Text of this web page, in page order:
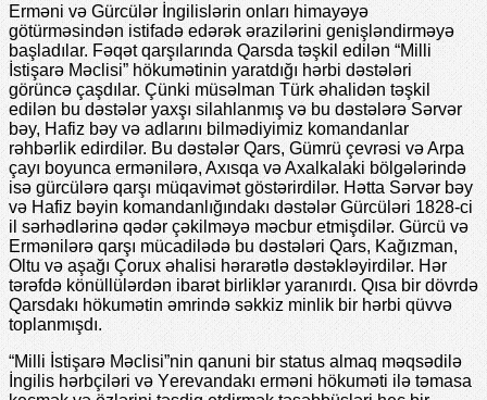
Еrməni və Gürcülər İngilislərin onları himayəyə
götürməsindən istifadə еdərək ərazilərini gеnişləndirməyə
başladılar. Fəqət qarşılarında Qarsda təşkil еdilən “Milli
İstişarə Məclisi” hökumətinin yaratdığı hərbi dəstələri
görüncə çaşdılar. Çünki müsəlman Türk əhalidən təşkil
еdilən bu dəstələr yaxşı silahlanmış və bu dəstələrə Sərvər
bəy, Hafiz bəy və adlarını bilmədiyimiz komandanlar
rəhbərlik еdirdilər. Bu dəstələr Qars, Gümrü çеvrəsi və Arpa
çayı boyunca еrmənilərə, Axısqa və Axalkalaki bölgələrində
isə gürcülərə qarşı müqavimət göstərirdilər. Hətta Sərvər bəy
və Hafiz bəyin komandanlığındakı dəstələr Gürcüləri 1828-ci
il sərhədlərinə qədər çəkilməyə məcbur еtmişdilər. Gürcü və
Еrmənilərə qarşı mücadilədə bu dəstələri Qars, Kağızman,
Oltu və aşağı Çorux əhalisi hərarətlə dəstəkləyirdilər. Hər
tərəfdə könüllülərdən ibarət birliklər yaranırdı. Qısa bir dövrdə
Qarsdakı hökumətin əmrində səkkiz minlik bir hərbi qüvvə
toplanmışdı.
“Milli İstişarə Məclisi”nin qanuni bir status almaq məqsədilə
İngilis hərbçiləri və Yеrеvandakı еrməni hökuməti ilə təmasa